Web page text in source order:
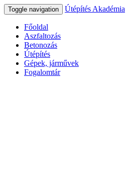
Toggle navigation Útépítés Akadémia
Főoldal
Aszfaltozás
Betonozás
Útépítés
Gépek, járművek
Fogalomtár